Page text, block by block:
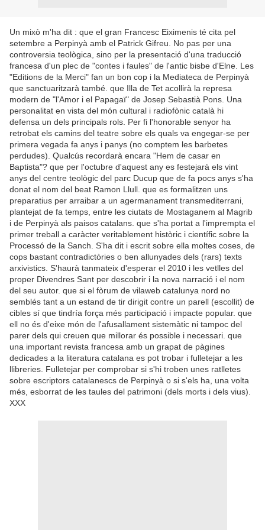
Un mixò m'ha dit : que el gran Francesc Eiximenis té cita pel
setembre a Perpinyà amb el Patrick Gifreu. No pas per una
controversia teològica, sino per la presentació d'una traducció
francesa d'un plec de "contes i faules" de l'antic bisbe d'Elne. Les
"Editions de la Merci" fan un bon cop i la Mediateca de Perpinyà
que sanctuaritzarà també. que Illa de Tet acollirà la represa
modern de "l'Amor i el Papagaï" de Josep Sebastià Pons. Una
personalitat en vista del món cultural i radiofònic català hi
defensa un dels principals rols. Per fi l'honorable senyor ha
retrobat els camins del teatre sobre els quals va engegar-se per
primera vegada fa anys i panys (no comptem les barbetes
perdudes). Qualcús recordarà encara "Hem de casar en
Baptista"? que per l'octubre d'aquest any es festejarà els vint
anys del centre teològic del parc Ducup que de fa pocs anys s'ha
donat el nom del beat Ramon Llull. que es formalitzen uns
preparatius per arraibar a un agermanament transmediterrani,
plantejat de fa temps, entre les ciutats de Mostaganem al Magrib
i de Perpinyà als paisos catalans. que s'ha portat a l'imprempta el
primer treball a caràcter veritablement històric i científic sobre la
Processó de la Sanch. S'ha dit i escrit sobre ella moltes coses, de
cops bastant contradictòries o ben allunyades dels (rars) texts
arxivistics. S'haurà tanmateix d'esperar el 2010 i les vetlles del
proper Divendres Sant per descobrir i la nova narració i el nom
del seu autor. que si el fòrum de vilaweb catalunya nord no
semblés tant a un estand de tir dirigit contre un parell (escollit) de
cibles sí que tindría força més participació i impacte popular. que
ell no és d'eixe món de l'afusallament sistemàtic ni tampoc del
parer dels qui creuen que millorar és possible i necessari. que
una important revista francesa amb un grapat de pàgines
dedicades a la literatura catalana es pot trobar i fulletejar a les
llibreries. Fulletejar per comprobar si s'hi troben unes ratlletes
sobre escriptors catalanescs de Perpinyà o si s'els ha, una volta
més, esborrat de les taules del patrimoni (dels morts i dels vius).
XXX